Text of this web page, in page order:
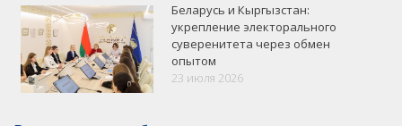
VK Google+ Facebook
Беларусь и Кыргызстан:
укрепление электорального
суверенитета через обмен
опытом
23 июля 2026